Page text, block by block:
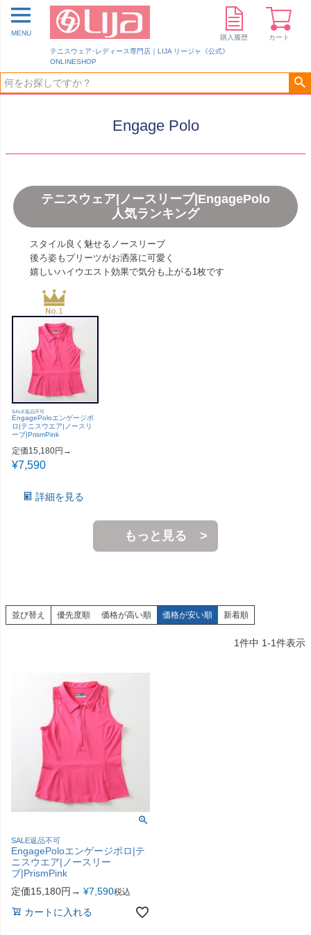
テニスウェア･レディース専門店｜LIJA リージャ《公式》
ONLINESHOP
MENU
購入履歴 カート
Engage Polo
テニスウェア|ノースリーブ|EngagePolo
人気ランキング
スタイル良く魅せるノースリーブ
後ろ姿もプリーツがお洒落に可愛く
嬉しいハイウエスト効果で気分も上がる1枚です
SALE返品不可
EngagePoloエンゲージポ
ロ|テニスウエア|ノースリ
ーブ|PrismPink
定価15,180円→
¥7,590
詳細を見る
もっと見る
並び替え 優先度順 価格が高い順 価格が安い順 新着順
1件中 1-1件表示
SALE返品不可
EngagePoloエンゲージポロ|テ
ニスウエア|ノースリー
ブ|PrismPink
定価15,180円→ ¥7,590税込
カートに入れる